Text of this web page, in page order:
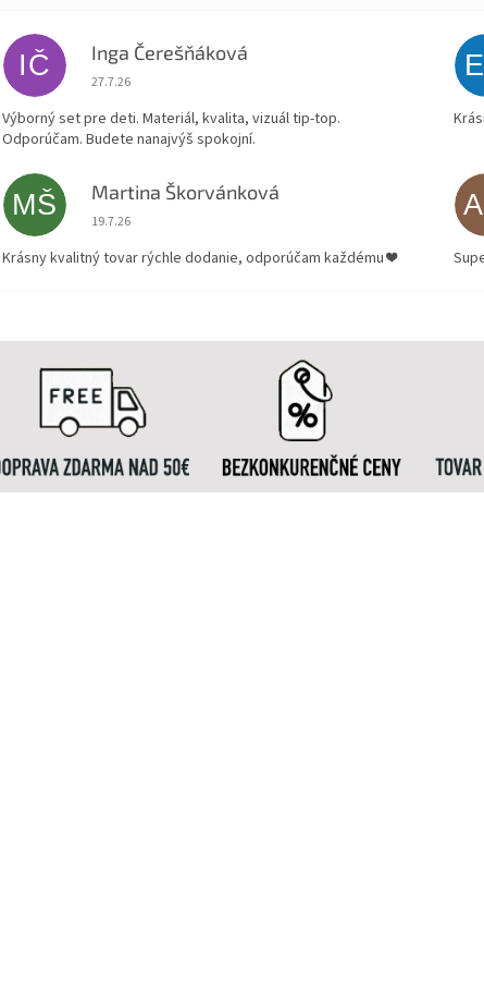
IČ Inga Čerešňáková
Hodnotenie obchodu je 5 z 5 hviezdičiek.
27.7.26
Výborný set pre deti. Materiál, kvalita, vizuál tip-top.
Odporúčam. Budete nanajvýš spokojní.
MŠ Martina Škorvánková
Hodnotenie obchodu je 5 z 5 hviezdičiek.
19.7.26
Krásny kvalitný tovar rýchle dodanie, odporúčam každému ❤️